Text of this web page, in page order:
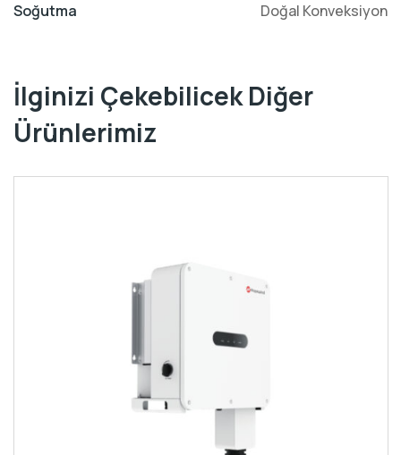
Soğutma Doğal Konveksiyon
İlginizi Çekebilicek Diğer
Ürünlerimiz